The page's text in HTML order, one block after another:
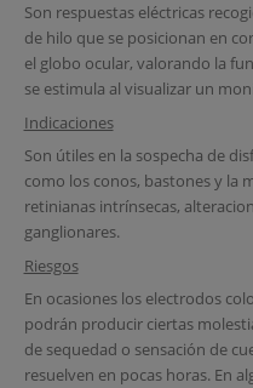
Son respuestas eléctricas
de hilo que se posicionan en
el globo ocular, valorando la
se estimula al visualizar un
Indicaciones
Son útiles en la sospecha de
como los conos, bastones y la
retinianas intrínsecas,
ganglionares.
Riesgos
En ocasiones los electrodos
podrán producir ciertas
de sequedad o sensación de
resuelven en pocas horas. En